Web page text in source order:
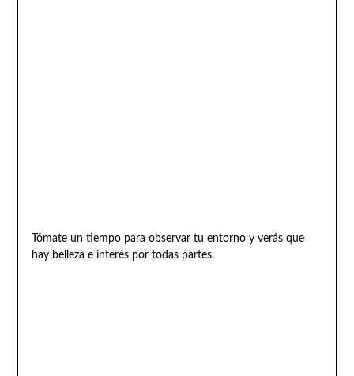
Tómate un tiempo para observar tu entorno y verás que
hay belleza e interés por todas partes.